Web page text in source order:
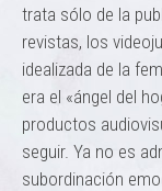
trata sólo de la
revistas, los
idealizada de la
era el «ángel del
productos
seguir. Ya no es
subordinación